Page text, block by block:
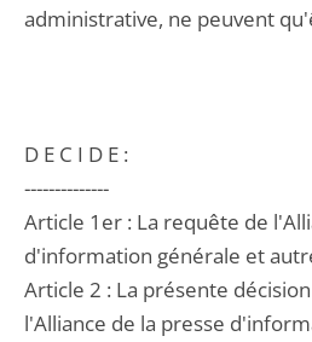
administrative, ne peuvent
D E C I D E :
--------------
Article 1er : La requête de
d'information générale et
Article 2 : La présente
l'Alliance de la presse